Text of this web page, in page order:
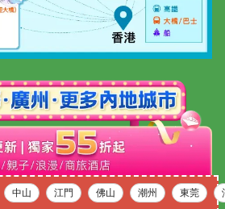
中山 江門 佛山 潮州 東莞